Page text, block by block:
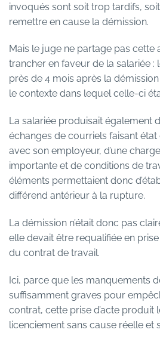
invoqués sont soit trop tardifs,
remettre en cause la démission.
Mais le juge ne partage pas cette
trancher en faveur de la salariée :
près de 4 mois après la
le contexte dans lequel celle-ci
La salariée produisait également
échanges de courriels faisant
avec son employeur, d’une
importante et de conditions de
éléments permettaient donc
différend antérieur à la rupture.
La démission n’était donc pas
elle devait être requalifiée en
du contrat de travail.
Ici, parce que les manquements
suffisamment graves pour
contrat, cette prise d’acte produit
licenciement sans cause réelle et